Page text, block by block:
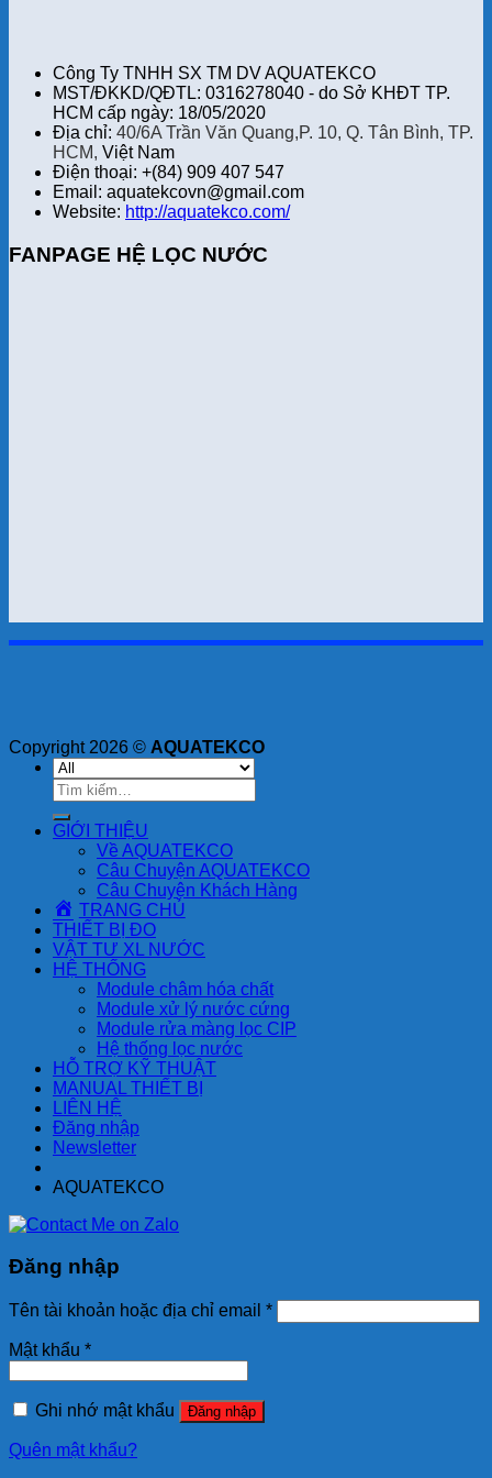
Công Ty TNHH SX TM DV AQUATEKCO
MST/ĐKKD/QĐTL: 0316278040 - do Sở KHĐT TP.
HCM cấp ngày: 18/05/2020
Địa chỉ: 40/6A Trần Văn Quang,P. 10, Q. Tân Bình, TP.
HCM, Việt Nam
Điện thoại: +(84) 909 407 547
Email: aquatekcovn@gmail.com
Website: http://aquatekco.com/
FANPAGE HỆ LỌC NƯỚC
Copyright 2026 © AQUATEKCO
Tìm
kiếm:
GIỚI THIỆU
Về AQUATEKCO
Câu Chuyện AQUATEKCO
Câu Chuyện Khách Hàng
TRANG CHỦ
THIẾT BỊ ĐO
VẬT TƯ XL NƯỚC
HỆ THỐNG
Module châm hóa chất
Module xử lý nước cứng
Module rửa màng lọc CIP
Hệ thống lọc nước
HỖ TRỢ KỸ THUẬT
MANUAL THIẾT BỊ
LIÊN HỆ
Đăng nhập
Newsletter
AQUATEKCO
Đăng nhập
Tên tài khoản hoặc địa chỉ email *
Mật khẩu *
Ghi nhớ mật khẩu Đăng nhập
Quên mật khẩu?